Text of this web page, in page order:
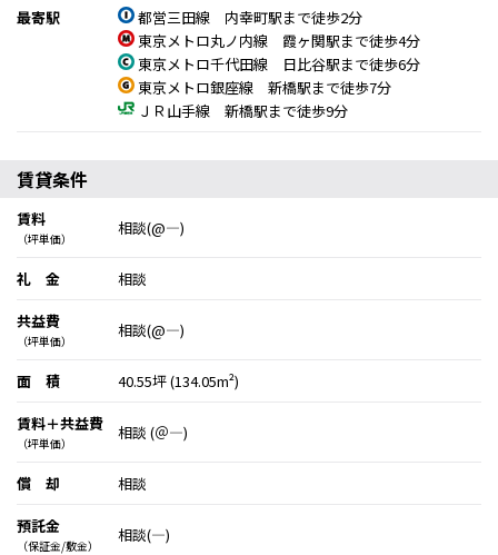
最寄駅
都営三田線 内幸町駅まで徒歩2分
東京メトロ丸ノ内線 霞ヶ関駅まで徒歩4分
東京メトロ千代田線 日比谷駅まで徒歩6分
東京メトロ銀座線 新橋駅まで徒歩7分
ＪＲ山手線 新橋駅まで徒歩9分
賃貸条件
賃料
（坪単価）
相談(@―)
礼 金
相談
共益費
（坪単価）
相談(@―)
面 積
40.55坪 (134.05m²)
賃料＋共益費
（坪単価）
相談 (＠―)
償 却
相談
預託金
（保証金/敷金）
相談(―)